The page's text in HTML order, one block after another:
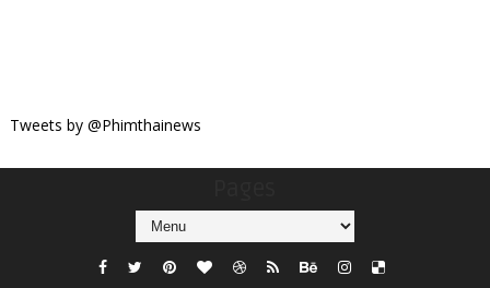
Tweets by @Phimthainews